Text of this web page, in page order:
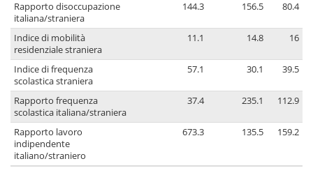
Rapporto disoccupazione
italiana/straniera
144.3 156.5 80.4
Indice di mobilità
residenziale straniera
11.1 14.8 16
Indice di frequenza
scolastica straniera
57.1 30.1 39.5
Rapporto frequenza
scolastica italiana/straniera
37.4 235.1 112.9
Rapporto lavoro
indipendente
italiano/straniero
673.3 135.5 159.2